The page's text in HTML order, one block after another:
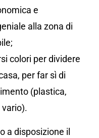
e
alla zona di
colori per dividere
per far sì di
(plastica,
a disposizione il